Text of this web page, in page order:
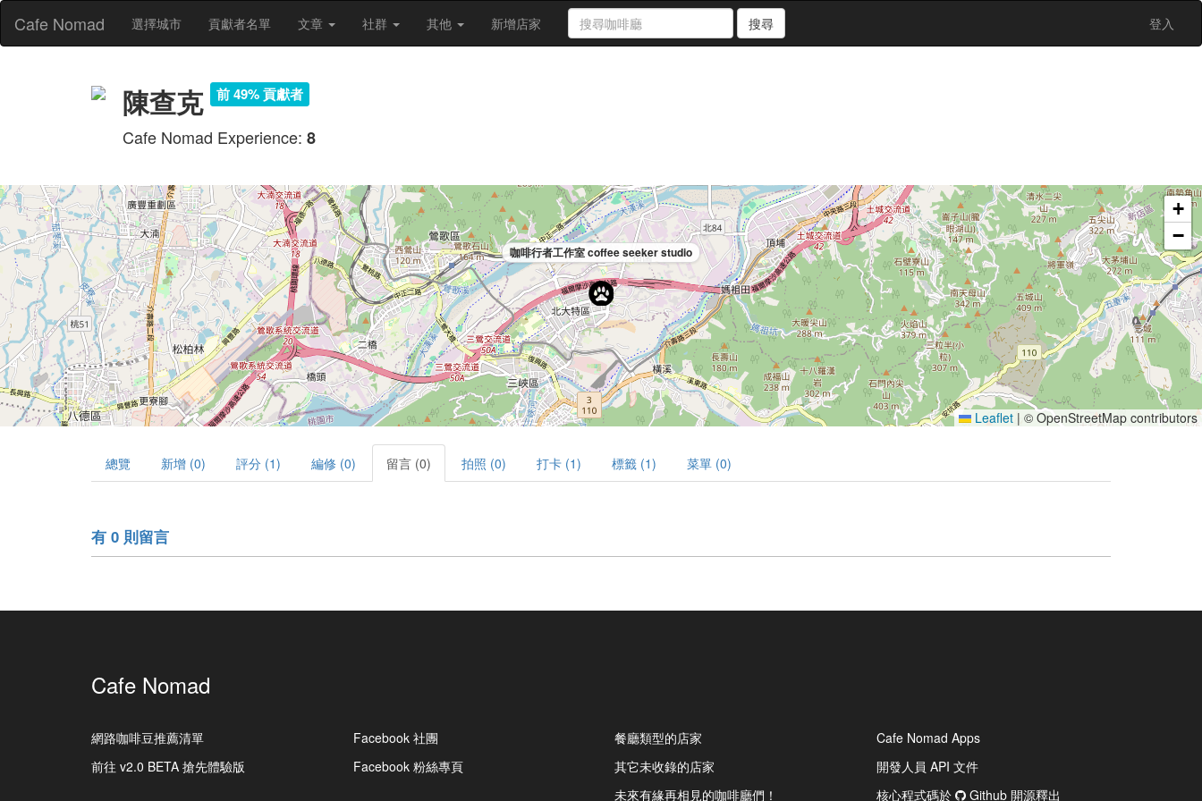
Cafe Nomad 選擇城市 貢獻者名單 文章 社群 其他 新增店家 搜尋 登入
陳查克 前 49% 貢獻者
Cafe Nomad Experience: 8
咖啡行者工作室 coffee seeker studio
+
−
Leaflet | © OpenStreetMap contributors
總覽 新增 (0) 評分 (1) 編修 (0) 留言 (0) 拍照 (0) 打卡 (1) 標籤 (1) 菜單 (0)
有 0 則留言
Cafe Nomad
網路咖啡豆推薦清單
前往 v2.0 BETA 搶先體驗版
Facebook 社團
Facebook 粉絲專頁
餐廳類型的店家
其它未收錄的店家
未來有緣再相見的咖啡廳們！
Cafe Nomad Apps
開發人員 API 文件
核心程式碼於
Github 開源釋出